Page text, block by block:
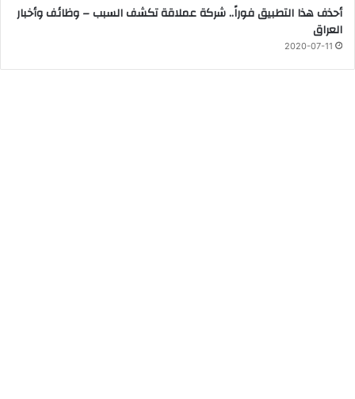
أحذف هذا التطبيق فوراً.. شركة عملاقة تكشف السبب – وظائف وأخبار
العراق
2020-07-11